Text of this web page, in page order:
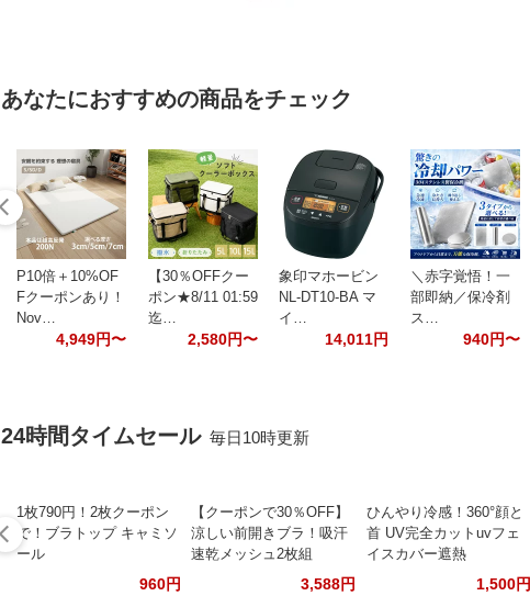
あなたにおすすめの商品をチェック
P10倍＋10%OF
Fクーポンあり！
Nov…
4,949円〜
【30％OFFクー
ポン★8/11 01:59
迄…
2,580円〜
象印マホービン
NL-DT10-BA マ
イ…
14,011円
＼赤字覚悟！一
部即納／保冷剤
ス…
940円〜
24時間タイムセール 毎日10時更新
1枚790円！2枚クーポン
で！ブラトップ キャミソ
ール
960円
【クーポンで30％OFF】
涼しい前開きブラ！吸汗
速乾メッシュ2枚組
3,588円
ひんやり冷感！360°顔と
首 UV完全カットuvフェ
イスカバー遮熱
1,500円